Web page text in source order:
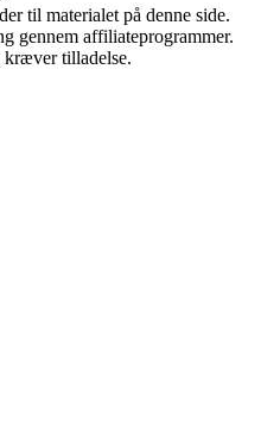
til materialet på denne side.
gennem affiliateprogrammer.
tilladelse.